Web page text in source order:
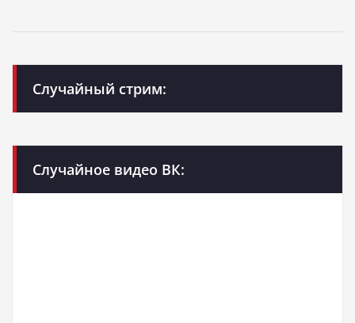
Случайный стрим:
Случайное видео ВК: